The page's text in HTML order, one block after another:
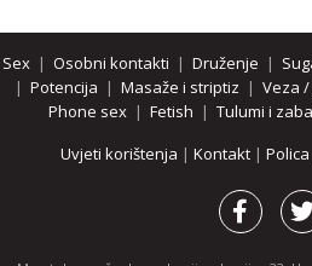
Sex| Osobni kontakti | Druženje |
| Potencija | Masaže i striptiz | Veza
Phone sex| Fetish | Tulumi i
Uvjeti korištenja | Kontakt |